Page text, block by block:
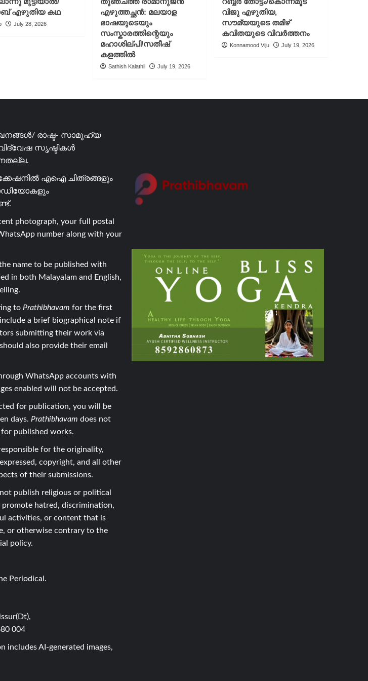
എഴുതിയ കഥ
July 28, 2026
എഴുത്തച്ഛൻ: മലയാള
ഭാഷയുടെയും
സംസ്കാരത്തിന്റെയും
മഹാശില്പി/സതീഷ്
കളത്തിൽ
Sathish Kalathil July 19, 2026
വിജു എഴുതിയ,
സൗമ്യയുടെ തമിഴ്
കവിതയുടെ വിവർത്തനം
Konnamood Viju July 19, 2026
രാഷ്ട- സാമൂഹ്യ
സൃഷ്ടികൾ
എഐ ചിത്രങ്ങളും
photograph, your full postal
number along with your
name to be published with
in both Malayalam and English,
to Prathibhavam for the first
a brief biographical note if
submitting their work via
also provide their email
WhatsApp accounts with
enabled will not be accepted.
for publication, you will be
days. Prathibhavam does not
published works.
for the originality,
copyright, and all other
of their submissions.
publish religious or political
hatred, discrimination,
activities, or content that is
or otherwise contrary to the
policy.
Periodical.
004
includes AI-generated images,